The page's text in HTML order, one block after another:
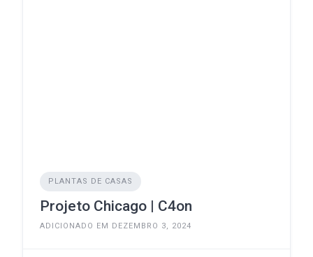
PLANTAS DE CASAS
Projeto Chicago | C4on
ADICIONADO EM DEZEMBRO 3, 2024